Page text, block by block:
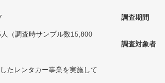
（調査時サンプル数15,800
たレンタカー事業を実施して
調査期間
調査対象者